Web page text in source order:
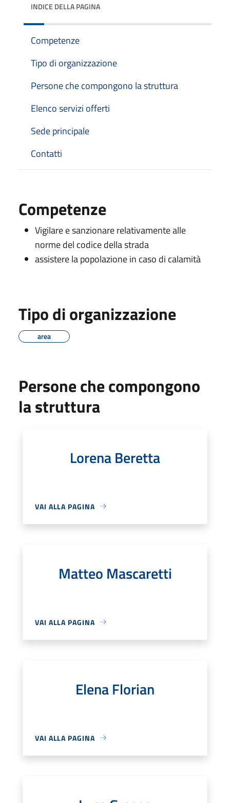
INDICE DELLA PAGINA
Competenze
Tipo di organizzazione
Persone che compongono la struttura
Elenco servizi offerti
Sede principale
Contatti
Competenze
Vigilare e sanzionare relativamente alle
norme del codice della strada
assistere la popolazione in caso di calamità
Tipo di organizzazione
area
Persone che compongono
la struttura
Lorena Beretta
VAI ALLA PAGINA
Matteo Mascaretti
VAI ALLA PAGINA
Elena Florian
VAI ALLA PAGINA